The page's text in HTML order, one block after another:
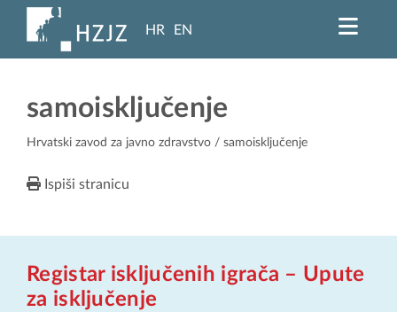
HR EN
samoisključenje
Hrvatski zavod za javno zdravstvo / samoisključenje
Ispiši stranicu
Registar isključenih igrača – Upute
za isključenje